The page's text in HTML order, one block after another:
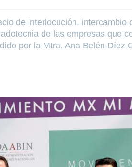
de interlocución, intercambio
de las empresas que
por la Mtra. Ana Belén Díez